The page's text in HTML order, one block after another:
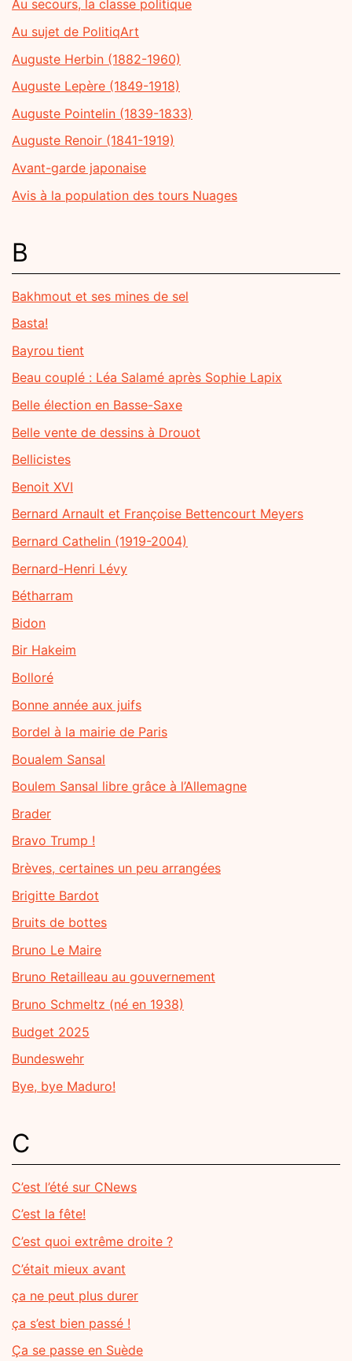
Au secours, la classe politique
Au sujet de PolitiqArt
Auguste Herbin (1882-1960)
Auguste Lepère (1849-1918)
Auguste Pointelin (1839-1833)
Auguste Renoir (1841-1919)
Avant-garde japonaise
Avis à la population des tours Nuages
B
Bakhmout et ses mines de sel
Basta!
Bayrou tient
Beau couplé : Léa Salamé après Sophie Lapix
Belle élection en Basse-Saxe
Belle vente de dessins à Drouot
Bellicistes
Benoit XVI
Bernard Arnault et Françoise Bettencourt Meyers
Bernard Cathelin (1919-2004)
Bernard-Henri Lévy
Bétharram
Bidon
Bir Hakeim
Bolloré
Bonne année aux juifs
Bordel à la mairie de Paris
Boualem Sansal
Boulem Sansal libre grâce à l’Allemagne
Brader
Bravo Trump !
Brèves, certaines un peu arrangées
Brigitte Bardot
Bruits de bottes
Bruno Le Maire
Bruno Retailleau au gouvernement
Bruno Schmeltz (né en 1938)
Budget 2025
Bundeswehr
Bye, bye Maduro!
C
C’est l’été sur CNews
C’est la fête!
C’est quoi extrême droite ?
C’était mieux avant
ça ne peut plus durer
ça s’est bien passé !
Ça se passe en Suède